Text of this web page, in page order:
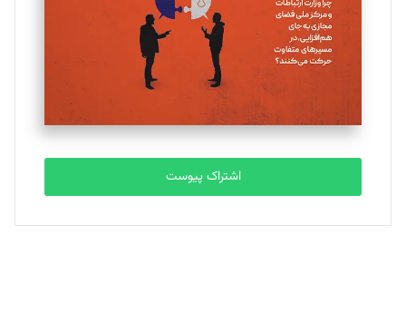
ملینا جعفری
تحریریه
مصطفی مسجدی آرانی
تحریریه
بابک نقاش
تحریریه
اشتراک پیوست